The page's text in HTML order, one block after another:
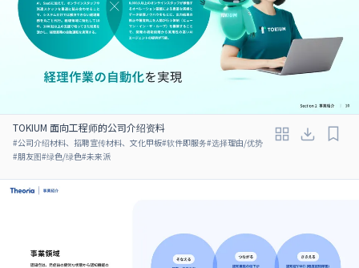
TOKIUM 面向工程师的公司介绍资料
#公司介绍材料、招聘宣传材料、文化甲板#软件即服务#选择理由/优势
#朋友图#绿色/绿色#未来派